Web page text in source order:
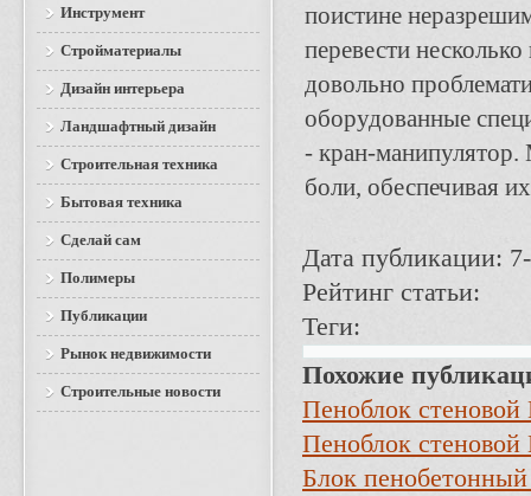
поистине
перевести
довольно
оборудованные
- кран-манипулятор.
боли, обеспечивая
Дата публикации:
Рейтинг статьи:
Теги:
Похожие
Пеноблок стеновой
Пеноблок стеновой
Блок
Инструмент
Стройматериалы
Дизайн интерьера
Ландшафтный дизайн
Строительная техника
Бытовая техника
Сделай сам
Полимеры
Публикации
Рынок недвижимости
Строительные новости